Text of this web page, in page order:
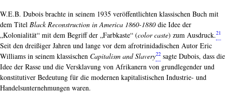
W.E.B. Dubois brachte in seinem 1935 veröffentlichten klassischen Buch mit
dem Titel Black Reconstruction in America 1860-1880 die Idee der
„Kolonialität“ mit dem Begriff der „Farbkaste“ (color caste) zum Ausdruck.21
Seit den dreißiger Jahren und lange vor dem afrotrinidadischen Autor Eric
Williams in seinem klassischen Capitalism and Slavery22 sagte Dubois, dass die
Idee der Rasse und die Versklavung von Afrikanern von grundlegender und
konstitutiver Bedeutung für die modernen kapitalistischen Industrie- und
Handelsunternehmungen waren.